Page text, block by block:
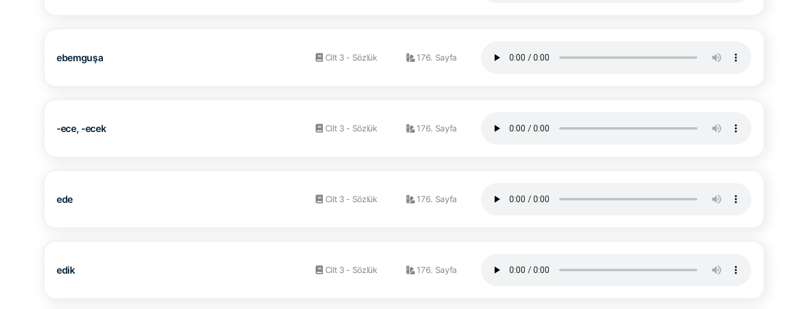
ebemguşa Cilt 3 - Sözlük 176. Sayfa
-ece, -ecek Cilt 3 - Sözlük 176. Sayfa
ede Cilt 3 - Sözlük 176. Sayfa
edik Cilt 3 - Sözlük 176. Sayfa